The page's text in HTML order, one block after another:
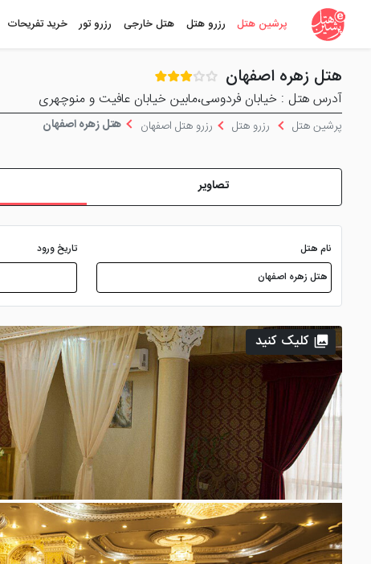
پرشین هتل رزرو هتل هتل خارجی رزرو تور خرید تفریحات
هتل زهره اصفهان
آدرس هتل : خیابان فردوسی،مابین خیابان عافیت و منوچهری
پرشین هتل
رزرو هتل رزرو هتل اصفهان هتل زهره اصفهان
تصاویر
نام هتل تاریخ ورود
کلیک کنید